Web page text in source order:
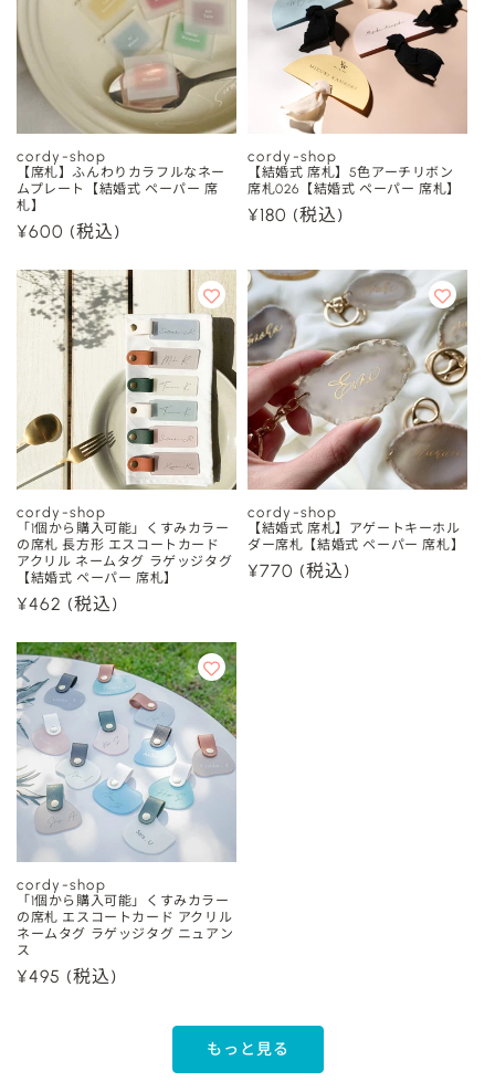
販
売
元:
cordy-shop
【席札】ふんわりカラフルなネー
ムプレート【結婚式 ペーパー 席
札】
通
価
格
¥600 (税込)
販
売
cordy-shop
【結婚式 席札】5色アーチリボン
席札026【結婚式 ペーパー 席札】
通
格
¥180 (税込)
販
売
元:
cordy-shop
「1個から購入可能」くすみカラー
の席札 長方形 エスコートカード
アクリル ネームタグ ラゲッジタグ
【結婚式 ペーパー 席札】
通
価
格
¥462 (税込)
販
売
cordy-shop
【結婚式 席札】アゲートキーホル
ダー席札【結婚式 ペーパー 席札】
通
¥770 (税込)
販
売
元:
cordy-shop
「1個から購入可能」くすみカラー
の席札 エスコートカード アクリル
ネームタグ ラゲッジタグ ニュアン
ス
通
¥495 (税込)
もっと見る